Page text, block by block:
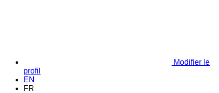
Modifier le
profil
EN
FR